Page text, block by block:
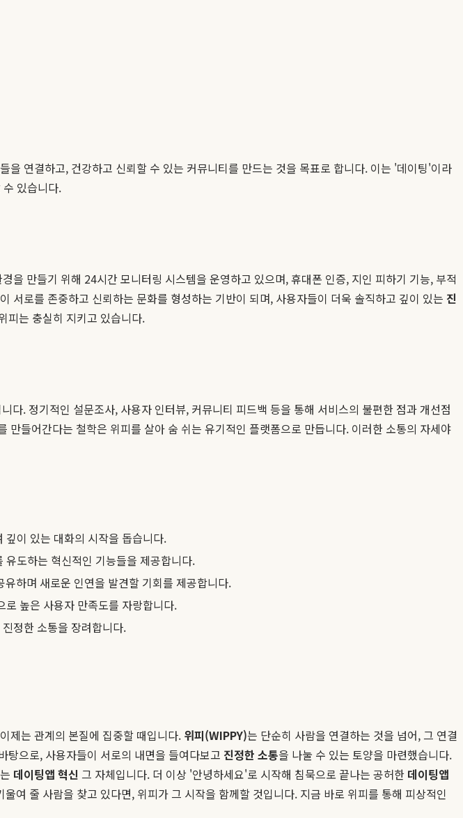
연결하고, 건강하고 신뢰할 수 있는 커뮤니티를 만드는 것을 목표로 합니다. 이는 '데이팅'이라
수 있습니다.
만들기 위해 24시간 모니터링 시스템을 운영하고 있으며, 휴대폰 인증, 지인 피하기 기능, 부적
로를 존중하고 신뢰하는 문화를 형성하는 기반이 되며, 사용자들이 더욱 솔직하고 깊이 있는 진
피는 충실히 지키고 있습니다.
. 정기적인 설문조사, 사용자 인터뷰, 커뮤니티 피드백 등을 통해 서비스의 불편한 점과 개선점
들어간다는 철학은 위피를 살아 숨 쉬는 유기적인 플랫폼으로 만듭니다. 이러한 소통의 자세야
이 있는 대화의 시작을 돕습니다.
도하는 혁신적인 기능들을 제공합니다.
하며 새로운 인연을 발견할 기회를 제공합니다.
높은 사용자 만족도를 자랑합니다.
정한 소통을 장려합니다.
제는 관계의 본질에 집중할 때입니다. 위피(WIPPY)는 단순히 사람을 연결하는 것을 넘어, 그 연결
으로, 사용자들이 서로의 내면을 들여다보고 진정한 소통을 나눌 수 있는 토양을 마련했습니다.
데이팅앱 혁신 그 자체입니다. 더 이상 '안녕하세요'로 시작해 침묵으로 끝나는 공허한 데이팅앱
여 줄 사람을 찾고 있다면, 위피가 그 시작을 함께할 것입니다. 지금 바로 위피를 통해 피상적인